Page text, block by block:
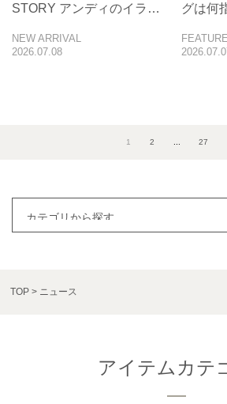
STORY アンディのイラス
NEW ARRIVAL
2026.07.08
グは何
FEATURE
1 2 ... 27
TOP ニュース
アイテムカテ